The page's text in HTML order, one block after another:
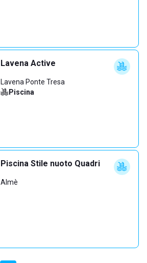
Lavena Active
Lavena Ponte Tresa
Piscina
Piscina Stile nuoto Quadri
Almè